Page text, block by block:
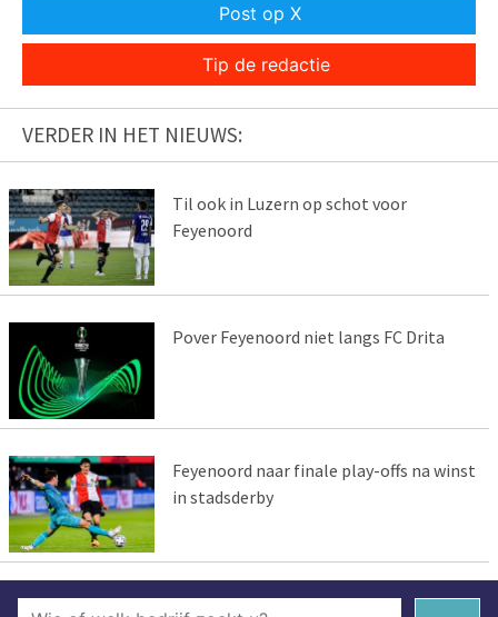
Post op X
Tip de redactie
VERDER IN HET NIEUWS:
Til ook in Luzern op schot voor
Feyenoord
Pover Feyenoord niet langs FC Drita
Feyenoord naar finale play-offs na winst
in stadsderby